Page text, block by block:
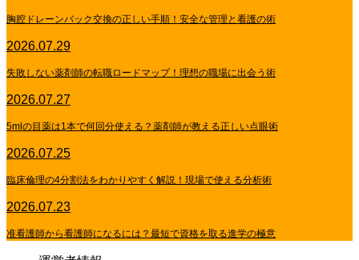
胸腔ドレーンバック交換の正しい手順！安全な管理と看護の術
2026.07.29
失敗しない薬剤師の転職ロードマップ！理想の職場に出会う術
2026.07.27
5mlの目薬は1本で何回分使える？薬剤師が教える正しい点眼術
2026.07.25
臨床倫理の4分割法をわかりやすく解説！現場で使える分析術
2026.07.23
准看護師から看護師になるには？最短で資格を取る進学の極意